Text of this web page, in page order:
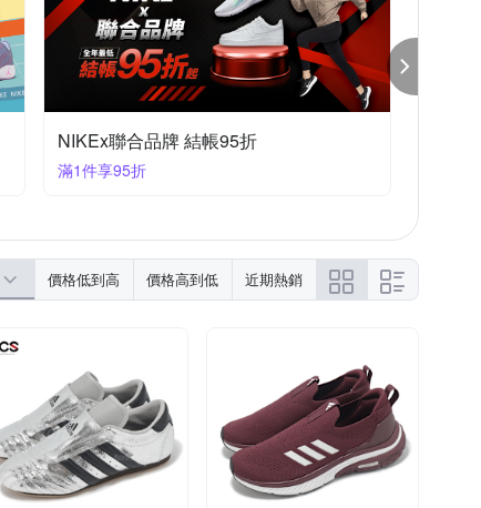
NIKEx聯合品牌 結帳95折
滿1件享95折
價格低到高 價格高到低 近期熱銷